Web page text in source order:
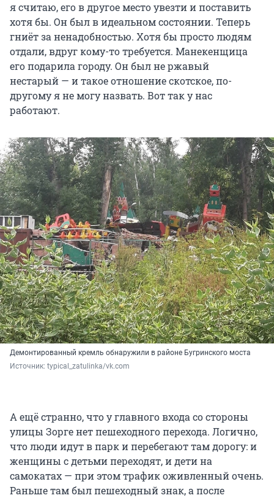
я считаю, его в другое место увезти и поставить
хотя бы. Он был в идеальном состоянии. Теперь
гниёт за ненадобностью. Хотя бы просто людям
отдали, вдруг кому-то требуется. Манекенщица
его подарила городу. Он был не ржавый
нестарый — и такое отношение скотское, по-
другому я не могу назвать. Вот так у нас
работают.
Демонтированный кремль обнаружили в районе Бугринского моста
Источник: typical_zatulinka/vk.com
А ещё странно, что у главного входа со стороны
улицы Зорге нет пешеходного перехода. Логично,
что люди идут в парк и перебегают там дорогу: и
женщины с детьми переходят, и дети на
самокатах — при этом трафик оживленный очень.
Раньше там был пешеходный знак, а после